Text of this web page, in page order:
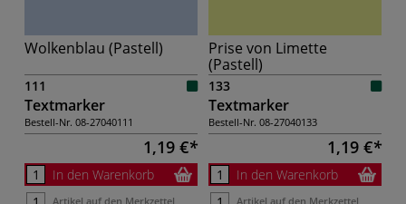
Wolkenblau (Pastell)
111
Textmarker
Bestell-Nr. 08-27040111
1,19 €
In den Warenkorb
Artikel auf den Merkzettel
Prise von Limette
(Pastell)
133
Textmarker
Bestell-Nr. 08-27040133
1,19 €
In den Warenkorb
Artikel auf den Merkzettel